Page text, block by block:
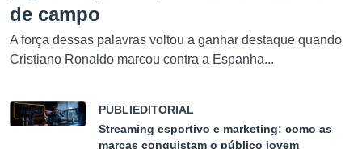
de campo
A força dessas palavras voltou a ganhar destaque quando
Cristiano Ronaldo marcou contra a Espanha...
PUBLIEDITORIAL
Streaming esportivo e marketing: como as
marcas conquistam o público jovem